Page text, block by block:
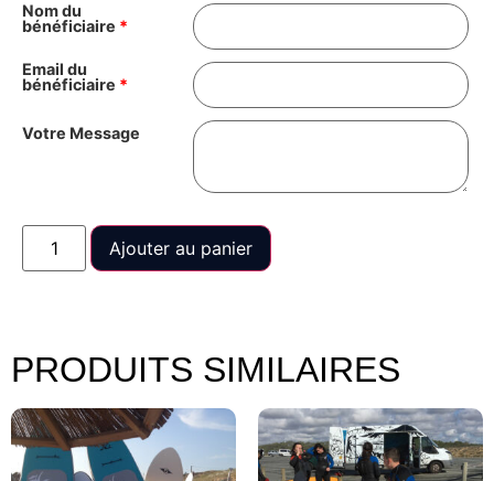
Nom du
bénéficiaire *
Email du
bénéficiaire *
Votre Message
Ajouter au panier
PRODUITS SIMILAIRES